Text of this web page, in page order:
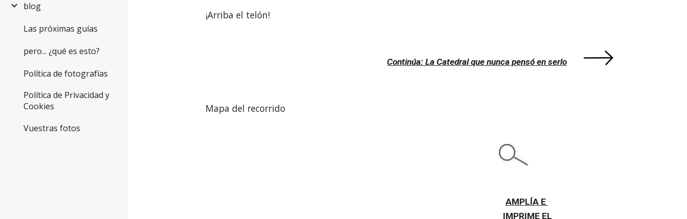
blog
Las próximas guías
pero... ¿qué es esto?
Política de fotografías
Política de Privacidad y
Cookies
Vuestras fotos
¡Arriba el telón!
Continúa: La Catedral que nunca pensó en serlo
Mapa del recorrido
AMPLÍA E
IMPRIME EL